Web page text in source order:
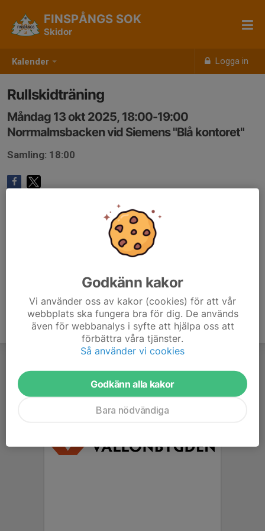
Kalender Logga in
FINSPÅNGS SOK
Skidor
Rullskidträning
Måndag 13 okt 2025, 18:00-19:00
Norrmalmsbacken vid Siemens "Blå kontoret"
Samling: 18:00
Godkänn kakor
Vi använder oss av kakor (cookies) för att vår
webbplats ska fungera bra för dig. De används
även för webbanalys i syfte att hjälpa oss att
förbättra våra tjänster.
Så använder vi cookies
Godkänn alla kakor
Bara nödvändiga